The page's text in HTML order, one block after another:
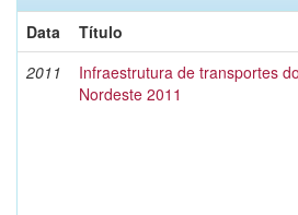
Data
Título
2011
Infraestrutura de transportes do
Nordeste 2011